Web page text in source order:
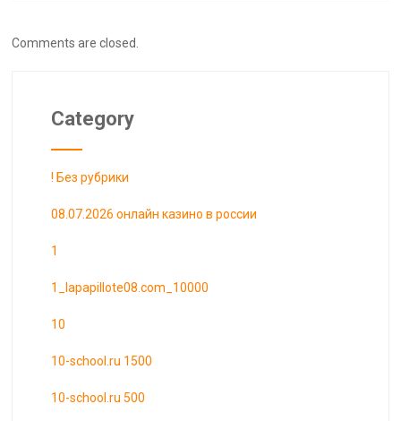
Comments are closed.
Category
! Без рубрики
08.07.2026 онлайн казино в россии
1
1_lapapillote08.com_10000
10
10-school.ru 1500
10-school.ru 500